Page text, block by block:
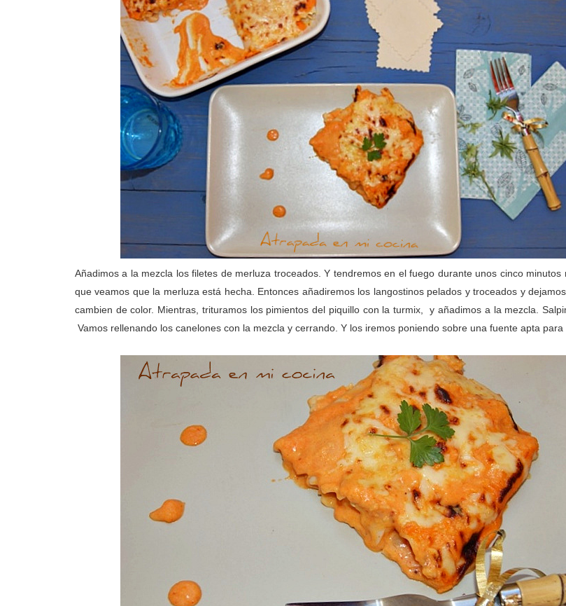
Añadimos a la mezcla los filetes de merluza troceados. Y tendremos en el fuego durante unos cinco minutos
que veamos que la merluza está hecha. Entonces añadiremos los langostinos pelados y troceados y
cambien de color. Mientras, trituramos los pimientos del piquillo con la turmix, y añadimos a la mezcla.
Vamos rellenando los canelones con la mezcla y cerrando. Y los iremos poniendo sobre una fuente apta para